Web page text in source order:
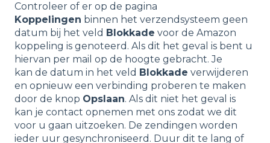
Controleer of er op de pagina
Koppelingen binnen het verzendsysteem geen
datum bij het veld Blokkade voor de Amazon
koppeling is genoteerd. Als dit het geval is bent u
hiervan per mail op de hoogte gebracht. Je
kan de datum in het veld Blokkade verwijderen
en opnieuw een verbinding proberen te maken
door de knop Opslaan. Als dit niet het geval is
kan je contact opnemen met ons zodat we dit
voor u gaan uitzoeken. De zendingen worden
ieder uur gesynchroniseerd. Duur dit te lang of